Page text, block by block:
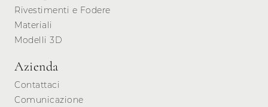
Rivestimenti e Fodere
Materiali
Modelli 3D
Azienda
Contattaci
Comunicazione